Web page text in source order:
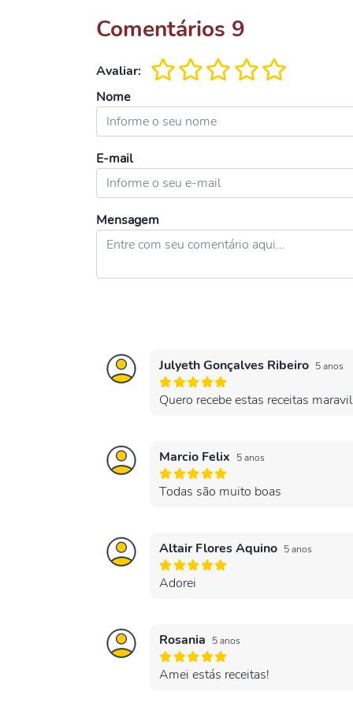
Comentários 9
Avaliar:
Nome
E-mail
Mensagem
Julyeth Gonçalves Ribeiro 5 anos
Quero recebe estas receitas
Marcio Felix 5 anos
Todas são muito boas
Altair Flores Aquino 5 anos
Adorei
Rosania 5 anos
Amei estás receitas!